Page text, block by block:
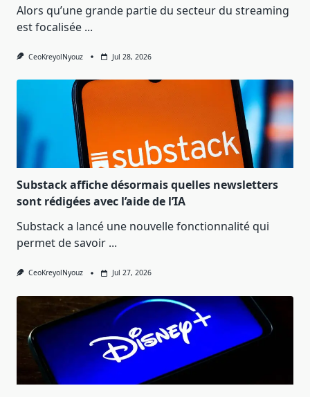
Alors qu’une grande partie du secteur du streaming
est focalisée ...
CeoKreyolNyouz Jul 28, 2026
Substack affiche désormais quelles newsletters
sont rédigées avec l’aide de l’IA
Substack a lancé une nouvelle fonctionnalité qui
permet de savoir ...
CeoKreyolNyouz Jul 27, 2026